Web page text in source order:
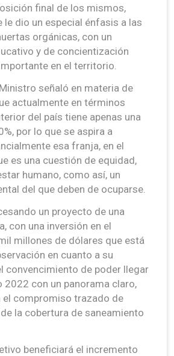
final de los mismos,
le dio un especial énfasis a las
orgánicas, con un
y de concientización
en el territorio.
señaló en materia de
actualmente en términos
del país tiene apenas una
por lo que se aspira a
esa franja, en el
es una cuestión de equidad,
humano, como así, un
del que deben de ocuparse.
un proyecto de una
con una inversión en el
millones de dólares que está
en cuanto a su
convencimiento de poder llegar
2022 con un panorama claro,
el compromiso trazado de
la cobertura de saneamiento
beneficiará el incremento